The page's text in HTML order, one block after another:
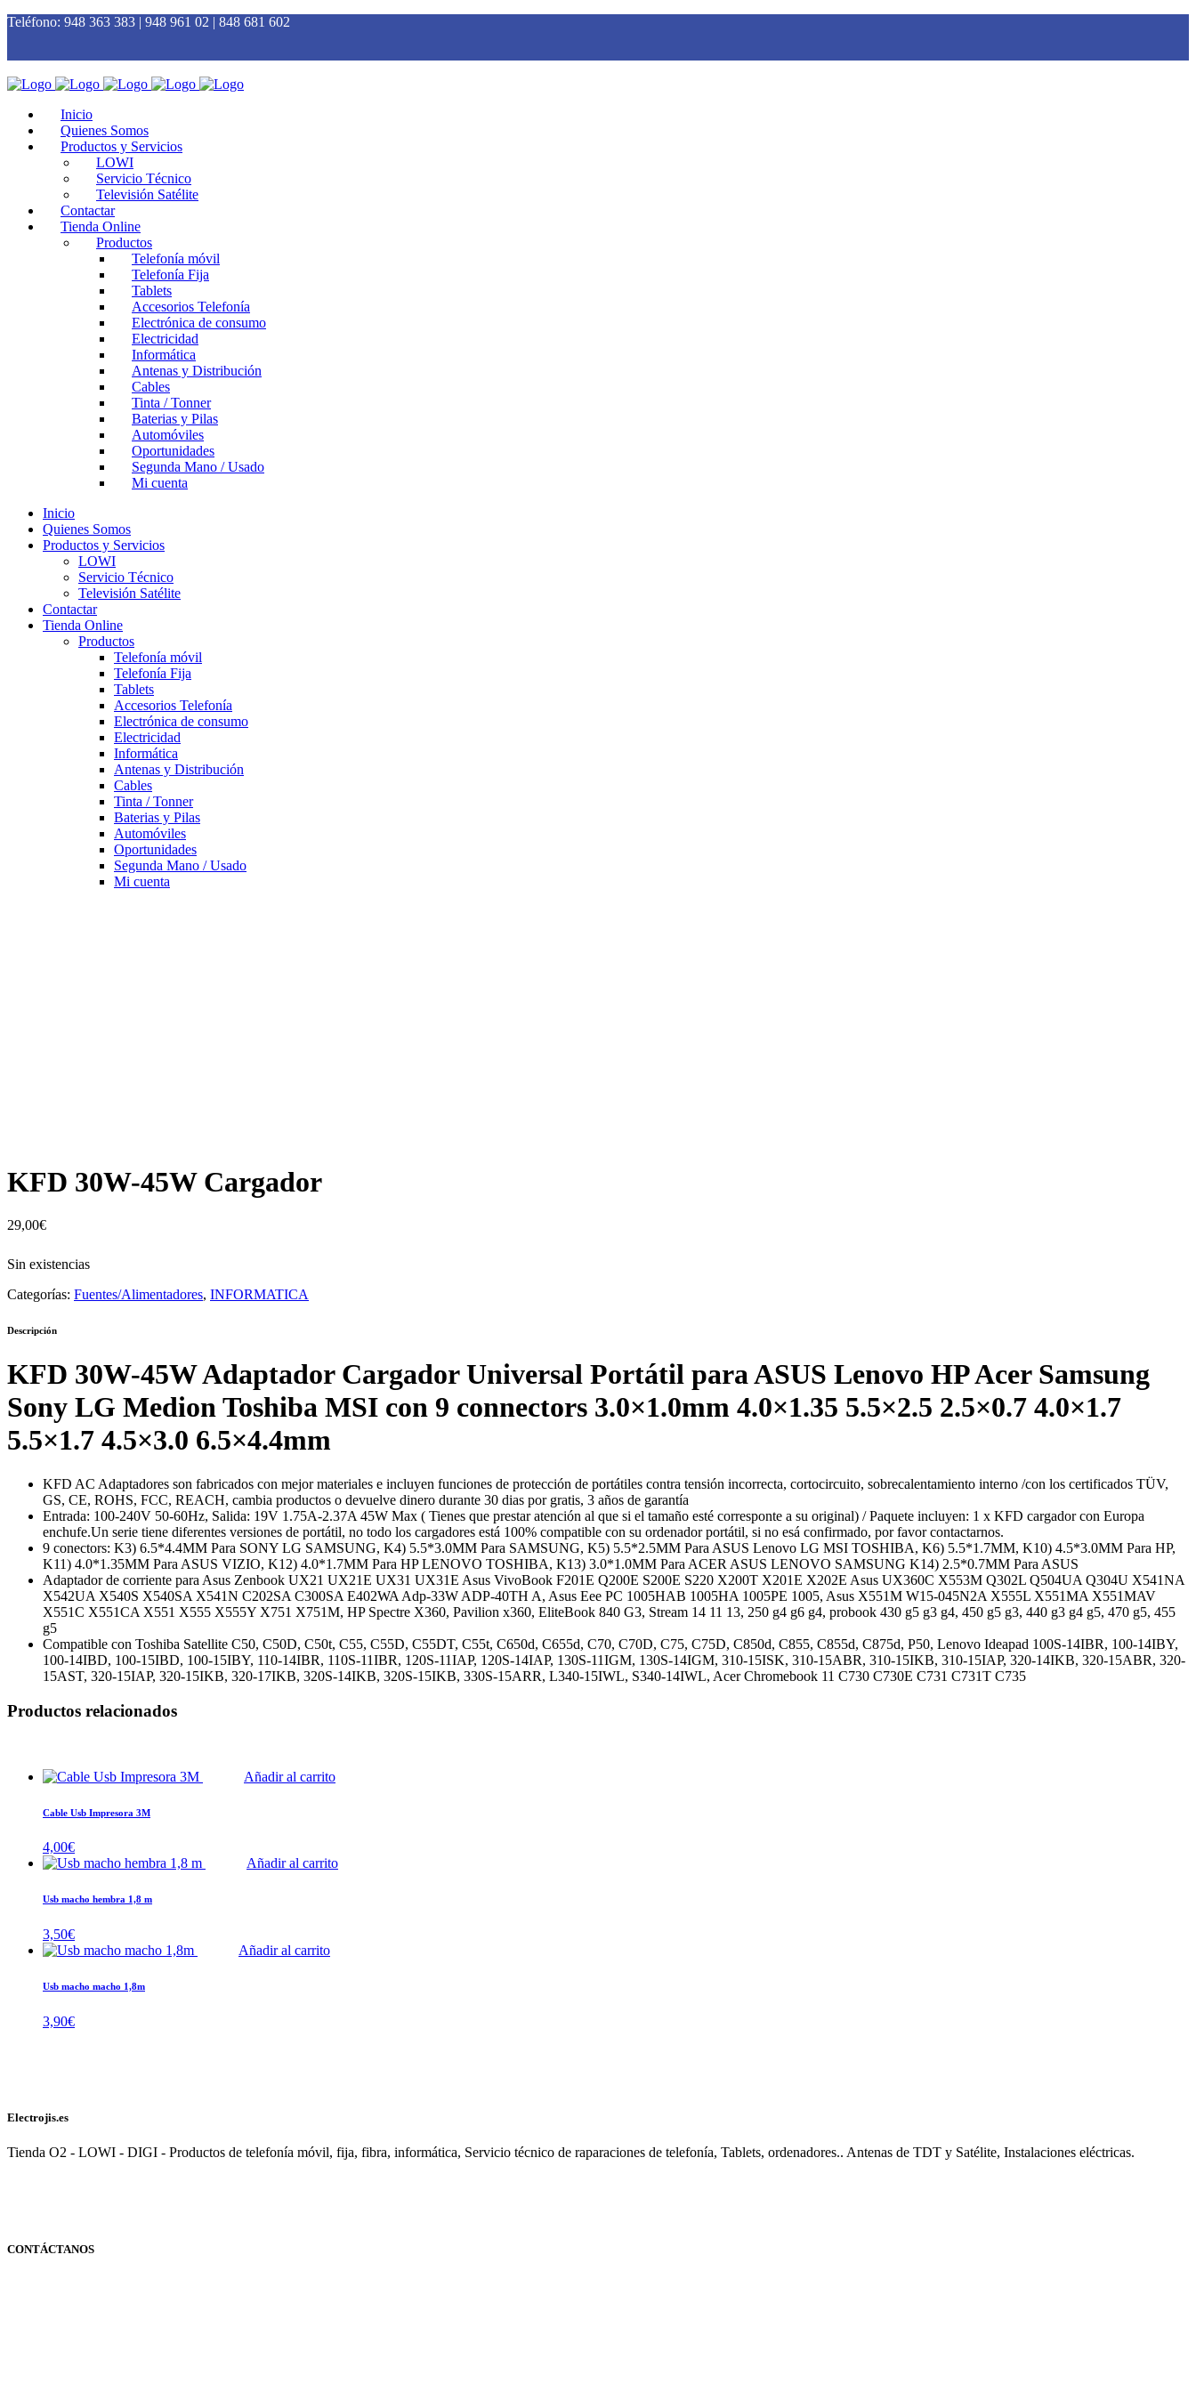
Teléfono: 948 363 383 | 948 961 02 | 848 681 602
Inicio
Quienes Somos
Productos y Servicios
LOWI
Servicio Técnico
Televisión Satélite
Contactar
Tienda Online
Productos
Telefonía móvil
Telefonía Fija
Tablets
Accesorios Telefonía
Electrónica de consumo
Electricidad
Informática
Antenas y Distribución
Cables
Tinta / Tonner
Baterias y Pilas
Automóviles
Oportunidades
Segunda Mano / Usado
Mi cuenta
Inicio
Quienes Somos
Productos y Servicios
LOWI
Servicio Técnico
Televisión Satélite
Contactar
Tienda Online
Productos
Telefonía móvil
Telefonía Fija
Tablets
Accesorios Telefonía
Electrónica de consumo
Electricidad
Informática
Antenas y Distribución
Cables
Tinta / Tonner
Baterias y Pilas
Automóviles
Oportunidades
Segunda Mano / Usado
Mi cuenta
KFD 30W-45W Cargador
29,00€
Sin existencias
Categorías: Fuentes/Alimentadores, INFORMATICA
Descripción
KFD 30W-45W Adaptador Cargador Universal Portátil para ASUS Lenovo HP Acer Samsung
Sony LG Medion Toshiba MSI con 9 connectors 3.0×1.0mm 4.0×1.35 5.5×2.5 2.5×0.7 4.0×1.7
5.5×1.7 4.5×3.0 6.5×4.4mm
KFD AC Adaptadores son fabricados con mejor materiales e incluyen funciones de protección de portátiles contra tensión incorrecta, cortocircuito, sobrecalentamiento interno /con los certificados TÜV,
GS, CE, ROHS, FCC, REACH, cambia productos o devuelve dinero durante 30 dias por gratis, 3 años de garantía
Entrada: 100-240V 50-60Hz, Salida: 19V 1.75A-2.37A 45W Max ( Tienes que prestar atención al que si el tamaño esté corresponte a su original) / Paquete incluyen: 1 x KFD cargador con Europa
enchufe.Un serie tiene diferentes versiones de portátil, no todo los cargadores está 100% compatible con su ordenador portátil, si no esá confirmado, por favor contactarnos.
9 conectors: K3) 6.5*4.4MM Para SONY LG SAMSUNG, K4) 5.5*3.0MM Para SAMSUNG, K5) 5.5*2.5MM Para ASUS Lenovo LG MSI TOSHIBA, K6) 5.5*1.7MM, K10) 4.5*3.0MM Para HP,
K11) 4.0*1.35MM Para ASUS VIZIO, K12) 4.0*1.7MM Para HP LENOVO TOSHIBA, K13) 3.0*1.0MM Para ACER ASUS LENOVO SAMSUNG K14) 2.5*0.7MM Para ASUS
Adaptador de corriente para Asus Zenbook UX21 UX21E UX31 UX31E Asus VivoBook F201E Q200E S200E S220 X200T X201E X202E Asus UX360C X553M Q302L Q504UA Q304U X541NA
X542UA X540S X540SA X541N C202SA C300SA E402WA Adp-33W ADP-40TH A, Asus Eee PC 1005HAB 1005HA 1005PE 1005, Asus X551M W15-045N2A X555L X551MA X551MAV
X551C X551CA X551 X555 X555Y X751 X751M, HP Spectre X360, Pavilion x360, EliteBook 840 G3, Stream 14 11 13, 250 g4 g6 g4, probook 430 g5 g3 g4, 450 g5 g3, 440 g3 g4 g5, 470 g5, 455
g5
Compatible con Toshiba Satellite C50, C50D, C50t, C55, C55D, C55DT, C55t, C650d, C655d, C70, C70D, C75, C75D, C850d, C855, C855d, C875d, P50, Lenovo Ideapad 100S-14IBR, 100-14IBY,
100-14IBD, 100-15IBD, 100-15IBY, 110-14IBR, 110S-11IBR, 120S-11IAP, 120S-14IAP, 130S-11IGM, 130S-14IGM, 310-15ISK, 310-15ABR, 310-15IKB, 310-15IAP, 320-14IKB, 320-15ABR, 320-
15AST, 320-15IAP, 320-15IKB, 320-17IKB, 320S-14IKB, 320S-15IKB, 330S-15ARR, L340-15IWL, S340-14IWL, Acer Chromebook 11 C730 C730E C731 C731T C735
Productos relacionados
Añadir al carrito
Cable Usb Impresora 3M
4,00€
Añadir al carrito
Usb macho hembra 1,8 m
3,50€
Añadir al carrito
Usb macho macho 1,8m
3,90€
Electrojis.es
Tienda O2 - LOWI - DIGI - Productos de telefonía móvil, fija, fibra, informática, Servicio técnico de raparaciones de telefonía, Tablets, ordenadores.. Antenas de TDT y Satélite, Instalaciones eléctricas.
CONTÁCTANOS